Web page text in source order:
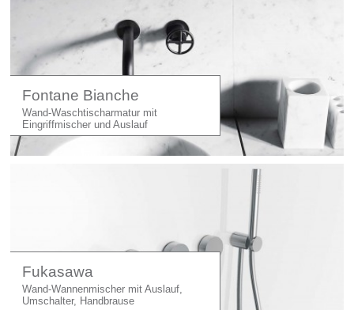
Fontane Bianche
Wand-Waschtischarmatur mit
Eingriffmischer und Auslauf
Fukasawa
Wand-Wannenmischer mit Auslauf,
Umschalter, Handbrause